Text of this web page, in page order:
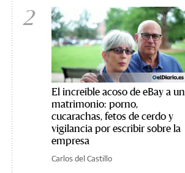
2
El increíble acoso de eBay a un
matrimonio: porno,
cucarachas, fetos de cerdo y
vigilancia por escribir sobre la
empresa
Carlos del Castillo